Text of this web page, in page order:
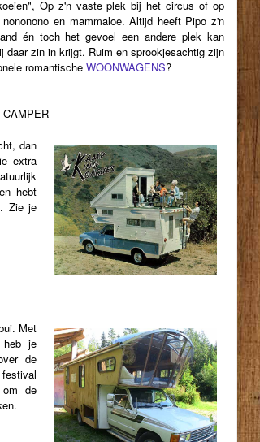
Op z'n vaste plek bij het circus of op
en mammaloe. Altijd heeft Pipo z'n
én toch het gevoel een andere plek kan
daar zin in krijgt. Ruim en sprookjesachtig zijn
romantische WOONWAGENS?
CAMPER
dan
extra
hebt
Zie je
Met
heb je
de
de